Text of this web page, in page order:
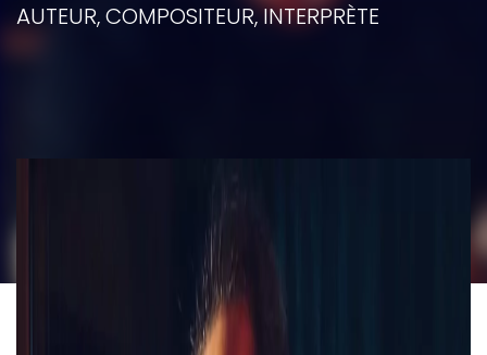
AUTEUR, COMPOSITEUR, INTERPRÈTE